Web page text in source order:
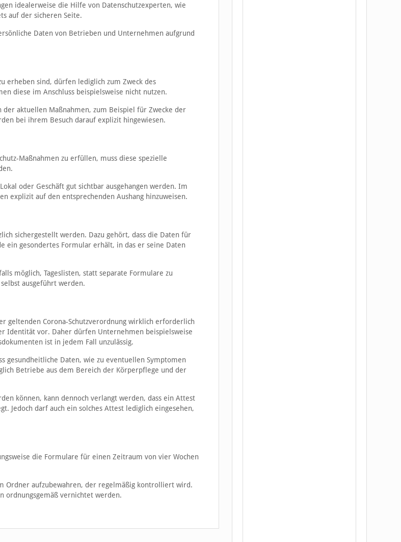
idealerweise die Hilfe von Datenschutzexperten, wie
auf der sicheren Seite.
Daten von Betrieben und Unternehmen aufgrund
erheben sind, dürfen lediglich zum Zweck des
diese im Anschluss beispielsweise nicht nutzen.
aktuellen Maßnahmen, zum Beispiel für Zwecke der
bei ihrem Besuch darauf explizit hingewiesen.
Maßnahmen zu erfüllen, muss diese spezielle
oder Geschäft gut sichtbar ausgehangen werden. Im
explizit auf den entsprechenden Aushang hinzuweisen.
sichergestellt werden. Dazu gehört, dass die Daten für
ein gesondertes Formular erhält, in das er seine Daten
möglich, Tageslisten, statt separate Formulare zu
ausgeführt werden.
geltenden Corona-Schutzverordnung wirklich erforderlich
Identität vor. Daher dürfen Unternehmen beispielsweise
ist in jedem Fall unzulässig.
gesundheitliche Daten, wie zu eventuellen Symptomen
Betriebe aus dem Bereich der Körperpflege und der
können, kann dennoch verlangt werden, dass ein Attest
Jedoch darf auch ein solches Attest lediglich eingesehen,
die Formulare für einen Zeitraum von vier Wochen
Ordner aufzubewahren, der regelmäßig kontrolliert wird.
ordnungsgemäß vernichtet werden.